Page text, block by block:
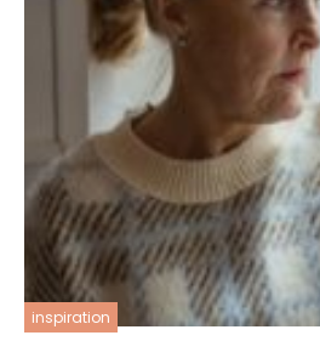
inspiration